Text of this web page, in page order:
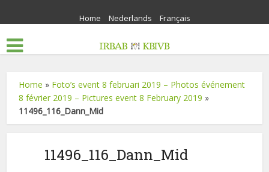
Home Nederlands Français
Home » Foto’s event 8 februari 2019 – Photos événement
8 février 2019 – Pictures event 8 February 2019 »
11496_116_Dann_Mid
11496_116_Dann_Mid